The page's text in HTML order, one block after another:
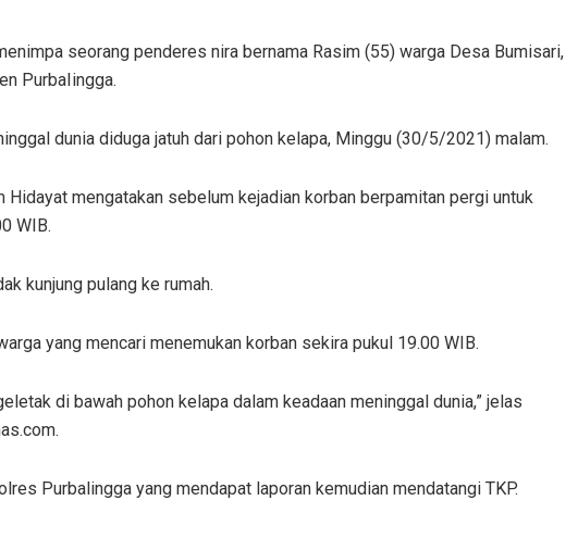
seorang penderes nira bernama Rasim (55) warga Desa Bumisari,
PurbaIingga.
dunia diduga jatuh dari pohon kelapa, Minggu (30/5/2021) malam.
Hidayat mengatakan sebelum kejadian korban berpamitan pergi untuk
WIB.
kunjung pulang ke rumah.
yang mencari menemukan korban sekira pukul 19.00 WIB.
di bawah pohon kelapa dalam keadaan meninggal dunia,” jelas
Purbalingga yang mendapat laporan kemudian mendatangi TKP.